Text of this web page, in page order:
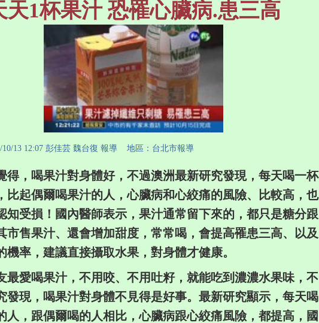
天1杯果汁 恐罹心臟病.患三高
10/13 12:07 彭佳芸 魏台復 報導 地區：台北市報導
得，喝果汁對身體好，不過澳洲最新研究發現， 每天喝一杯
比起偶爾喝果汁的人，心臟病和心絞痛的風險、比較高，也
知受損！ 國內醫師表示，果汁通常留下來的，都只是糖分跟
市售果汁、還會增加甜度，常常喝，會提高罹患三高、
以及
機率，建議直接攝取水果，對身體才健康。
愛喝果汁，不用咬、不用吐籽，就能吃到濃濃水果味， 不
發現，喝果汁對身體不見得是好事。最新研究顯示， 每天喝
人，跟偶爾喝的人相比，心臟病跟心絞痛風險， 都提高，國